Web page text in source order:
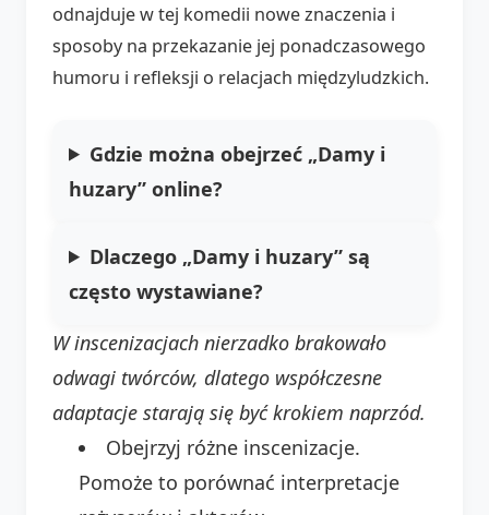
odnajduje w tej komedii nowe znaczenia i
sposoby na przekazanie jej ponadczasowego
humoru i refleksji o relacjach międzyludzkich.
Gdzie można obejrzeć „Damy i
huzary” online?
Dlaczego „Damy i huzary” są
często wystawiane?
W inscenizacjach nierzadko brakowało
odwagi twórców, dlatego współczesne
adaptacje starają się być krokiem naprzód.
Obejrzyj różne inscenizacje.
Pomoże to porównać interpretacje